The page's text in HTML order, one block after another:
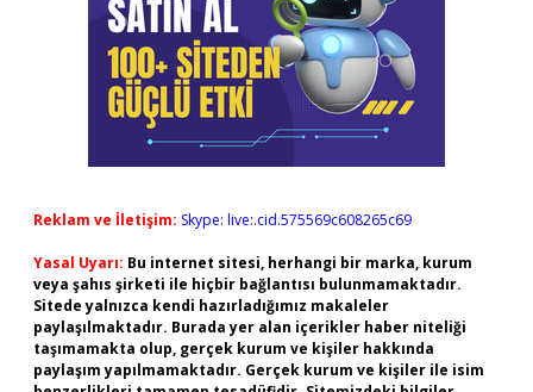
Reklam ve İletişim: Skype: live:.cid.575569c608265c69
Yasal Uyarı: Bu internet sitesi, herhangi bir marka, kurum
veya şahıs şirketi ile hiçbir bağlantısı bulunmamaktadır.
Sitede yalnızca kendi hazırladığımız makaleler
paylaşılmaktadır. Burada yer alan içerikler haber niteliği
taşımamakta olup, gerçek kurum ve kişiler hakkında
paylaşım yapılmamaktadır. Gerçek kurum ve kişiler ile isim